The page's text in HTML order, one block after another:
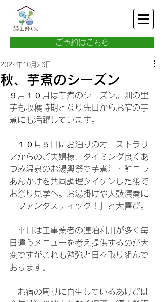
ご予約はこちら
秋、芋煮のシーズン
2024年10月26日
９月１０月は芋煮のシーズン。畑の里
芋も収穫時期となり先日からお宿の芋
煮にも活躍しています。
１０月５日にお泊りのオーストラリ
アからのご夫婦様、タイミング良くあ
つみ温泉のお湯輿祭で芋煮汁・鮭ニラ
あんかけを共同調理タイケンした後で
お祭り見学へ。お湯掛けや太鼓演奏に
「ファンタスティック！」と大喜び。
平日は工事業者の連泊利用が多く毎
日違うメニューを考え提供するのが大
変ですがこれも勉強と日々取り組んで
おります。
お宿の周りに自生しているあけびは